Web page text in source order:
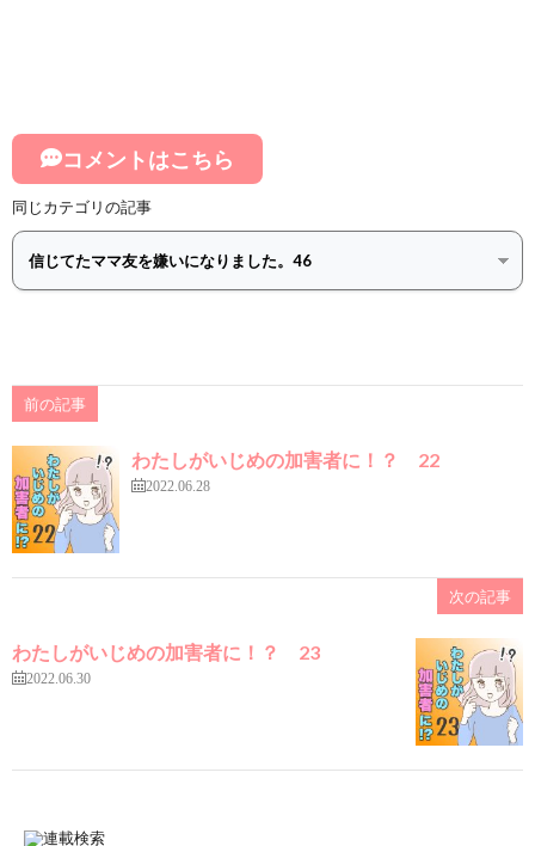
コメントはこちら
同じカテゴリの記事
前の記事
わたしがいじめの加害者に！？ 22
2022.06.28
次の記事
わたしがいじめの加害者に！？ 23
2022.06.30